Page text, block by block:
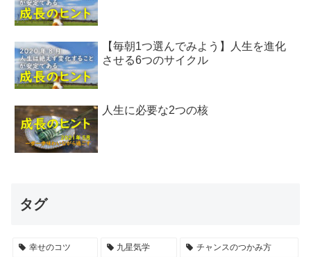
【毎朝1つ選んでみよう】人生を進化
させる6つのサイクル
人生に必要な2つの核
タグ
幸せのコツ 九星気学 チャンスのつかみ方